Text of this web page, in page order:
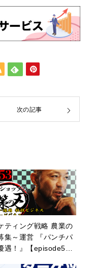
次の記事
ティング戦略 農業の
運営 『パンチパ
遇！』【episode5